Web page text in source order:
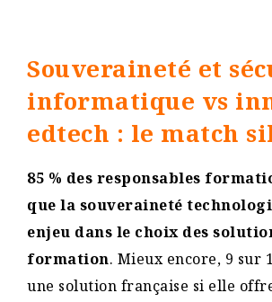
Souveraineté et
informatique vs
edtech : le match
85 % des responsables
que la souveraineté
enjeu dans le choix des
formation. Mieux encore, 9 sur
une solution française si elle